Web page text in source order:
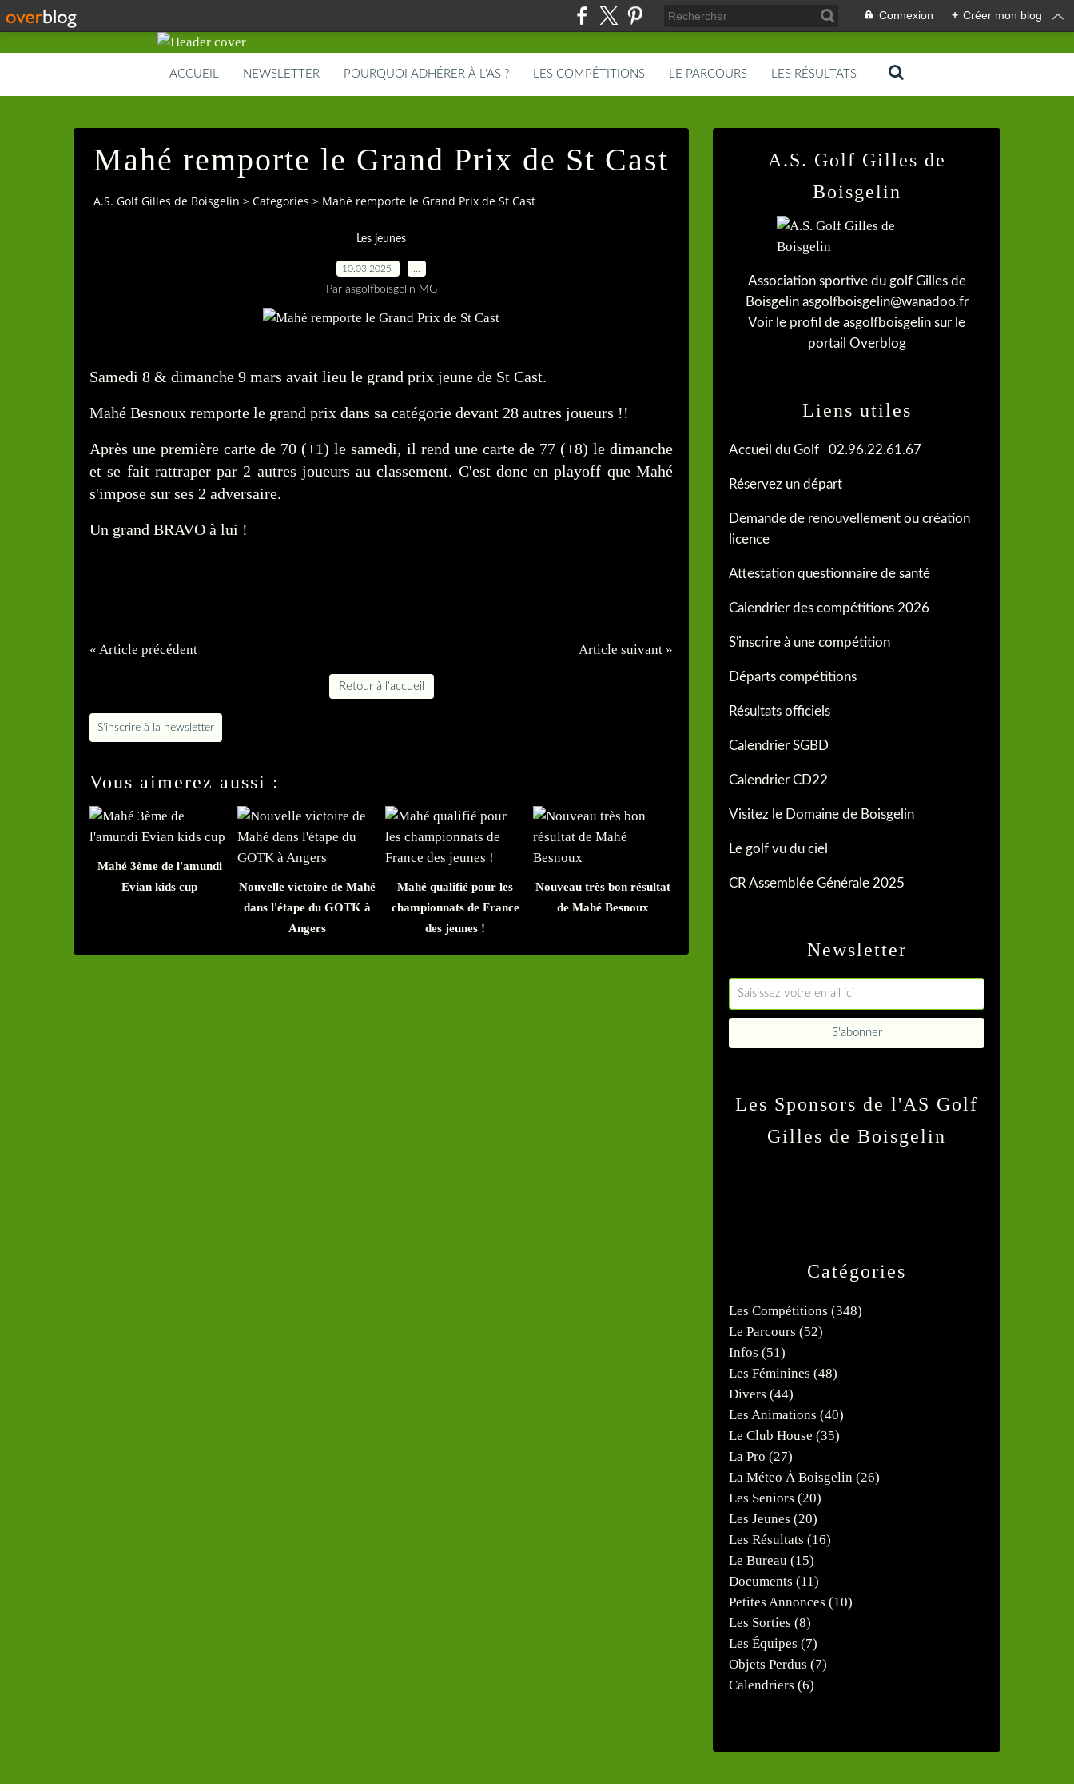
Connexion + Créer mon blog
ACCUEIL NEWSLETTER POURQUOI ADHÉRER À L'AS ? LES COMPÉTITIONS LE PARCOURS LES RÉSULTATS
Mahé remporte le Grand Prix de St Cast
A.S. Golf Gilles de Boisgelin > Categories > Mahé remporte le Grand Prix de St Cast
Les jeunes
10.03.2025
Par asgolfboisgelin MG
Samedi 8 & dimanche 9 mars avait lieu le grand prix jeune de St Cast.
Mahé Besnoux remporte le grand prix dans sa catégorie devant 28 autres joueurs !!
Après une première carte de 70 (+1) le samedi, il rend une carte de 77 (+8) le dimanche
et se fait rattraper par 2 autres joueurs au classement. C'est donc en playoff que Mahé
s'impose sur ses 2 adversaire.
Un grand BRAVO à lui !
« Article précédent Article suivant »
Retour à l'accueil
S'inscrire à la newsletter
Vous aimerez aussi :
Mahé 3ème de l'amundi
Evian kids cup
Nouvelle victoire de Mahé
dans l'étape du GOTK à
Angers
Mahé qualifié pour les
championnats de France
des jeunes !
Nouveau très bon résultat
de Mahé Besnoux
Newsletter
Catégories
Les Compétitions (348)
Le Parcours (52)
Infos (51)
Les Féminines (48)
Divers (44)
Les Animations (40)
Le Club House (35)
La Pro (27)
La Méteo À Boisgelin (26)
Les Seniors (20)
Les Jeunes (20)
Les Résultats (16)
Le Bureau (15)
Documents (11)
Petites Annonces (10)
Les Sorties (8)
Les Équipes (7)
Objets Perdus (7)
Calendriers (6)
A.S. Golf Gilles de
Boisgelin
Association sportive du golf Gilles de
Boisgelin asgolfboisgelin@wanadoo.fr
Voir le profil de asgolfboisgelin sur le
portail Overblog
Liens utiles
Accueil du Golf 02.96.22.61.67
Réservez un départ
Demande de renouvellement ou création
licence
Attestation questionnaire de santé
Calendrier des compétitions 2026
S'inscrire à une compétition
Départs compétitions
Résultats officiels
Calendrier SGBD
Calendrier CD22
Visitez le Domaine de Boisgelin
Le golf vu du ciel
CR Assemblée Générale 2025
Les Sponsors de l'AS Golf
Gilles de Boisgelin